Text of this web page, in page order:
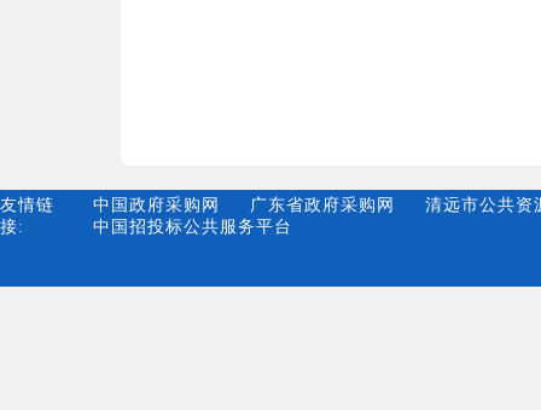
友情链
接:
中国政府采购网 广东省政府采购网
清远市公共资
中国招投标公共服务平台